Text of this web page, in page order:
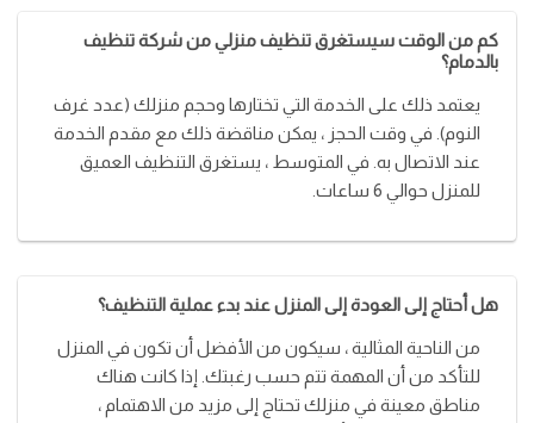
كم من الوقت سيستغرق تنظيف منزلي من شركة تنظيف
بالدمام؟
يعتمد ذلك على الخدمة التي تختارها وحجم منزلك (عدد غرف
النوم). في وقت الحجز ، يمكن مناقضة ذلك مع مقدم الخدمة
عند الاتصال به. في المتوسط ​​، يستغرق التنظيف العميق
للمنزل حوالي 6 ساعات.
هل أحتاج إلى العودة إلى المنزل عند بدء عملية التنظيف؟
من الناحية المثالية ، سيكون من الأفضل أن تكون في المنزل
للتأكد من أن المهمة تتم حسب رغبتك. إذا كانت هناك
مناطق معينة في منزلك تحتاج إلى مزيد من الاهتمام ،